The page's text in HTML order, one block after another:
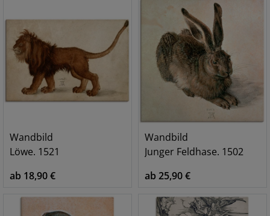
Wandbild
Löwe. 1521
ab 18,90 €
Wandbild
Junger Feldhase. 1502
ab 25,90 €